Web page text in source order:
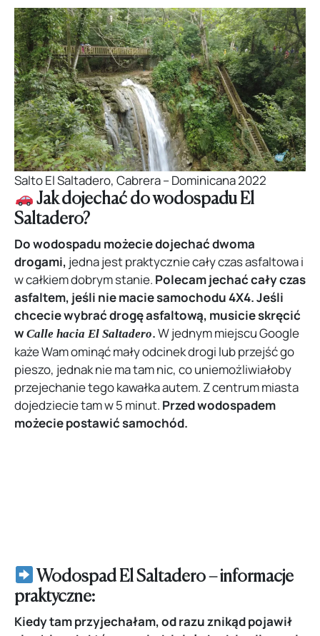
Salto El Saltadero, Cabrera – Dominicana 2022
Jak dojechać do wodospadu El
Saltadero?
Do wodospadu możecie dojechać dwoma
drogami, jedna jest praktycznie cały czas asfaltowa i
w całkiem dobrym stanie. Polecam jechać cały czas
asfaltem, jeśli nie macie samochodu 4X4.Jeśli
chcecie wybrać drogę asfaltową, musicie skręcić
w Calle hacia El Saltadero.W jednym miejscu Google
każe Wam ominąć mały odcinek drogi lub przejść go
pieszo, jednak nie ma tam nic, co uniemożliwiałoby
przejechanie tego kawałka autem. Z centrum miasta
dojedziecie tam w 5 minut. Przed wodospadem
możecie postawić samochód.
Wodospad El Saltadero– informacje
praktyczne:
Kiedy tam przyjechałam, od razu znikąd pojawił